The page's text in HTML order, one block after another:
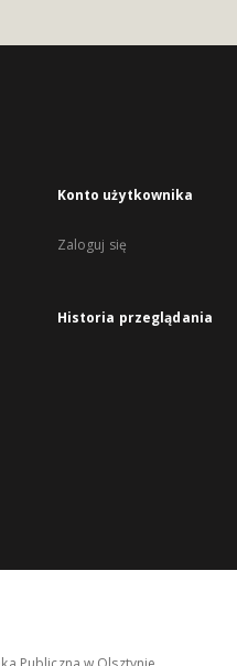
Konto użytkownika
Zaloguj się
Historia przeglądania